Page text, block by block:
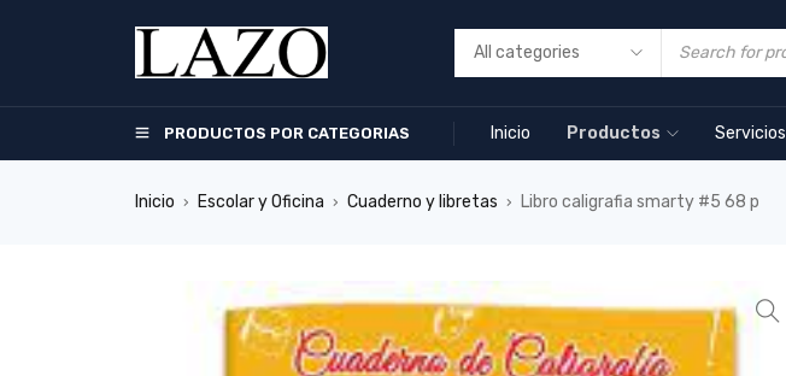
PRODUCTOS POR CATEGORIAS Inicio Productos Servicios
Inicio › Escolar y Oficina › Cuaderno y libretas › Libro caligrafia smarty #5 68 p